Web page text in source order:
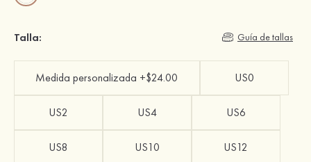
Talla: Guía de tallas
Medida personalizada +$24.00 US0
US2 US4 US6
US8 US10 US12